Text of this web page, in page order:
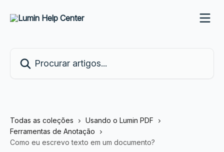
Todas as coleções
Usando o Lumin PDF
Ferramentas de Anotação
Como eu escrevo texto em um documento?